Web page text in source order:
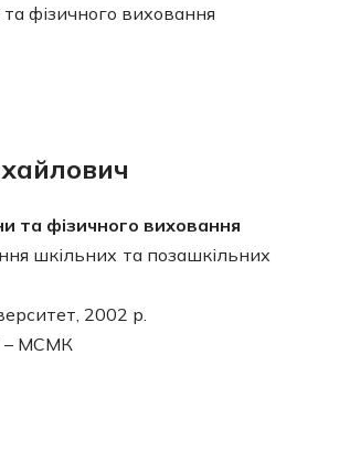
фізичного виховання
та фізичного виховання
шкільних та позашкільних
2002 р.
– МСМК